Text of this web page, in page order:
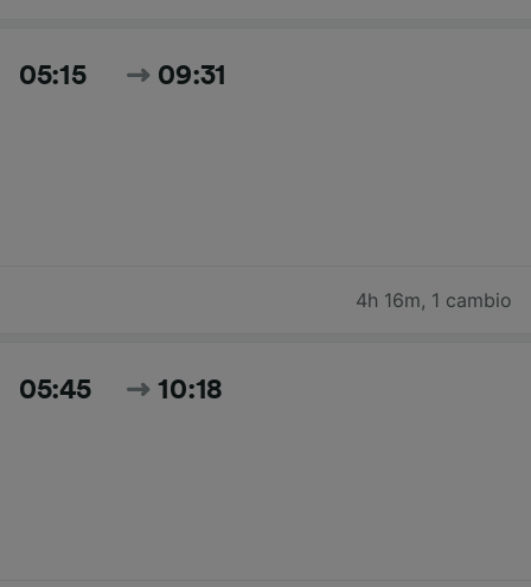
05:15 09:31
4h 16m, 1 cambio
05:45 10:18